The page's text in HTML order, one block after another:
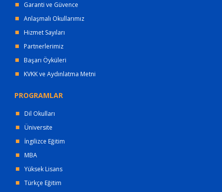
Garanti ve Güvence
Anlaşmalı Okullarımız
Hizmet Sayıları
Partnerlerimiz
Başarı Öyküleri
KVKK ve Aydınlatma Metni
PROGRAMLAR
Dil Okulları
Üniversite
İngilizce Eğitim
MBA
Yüksek Lisans
Türkçe Eğitim